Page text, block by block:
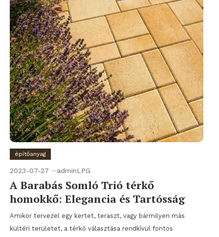
építőanyag
2023-07-27 adminLPG
A Barabás Somló Trió térkő
homokkő: Elegancia és Tartósság
Amikor tervezel egy kertet, teraszt, vagy bármilyen más
kültéri területet, a térkő választása rendkívül fontos